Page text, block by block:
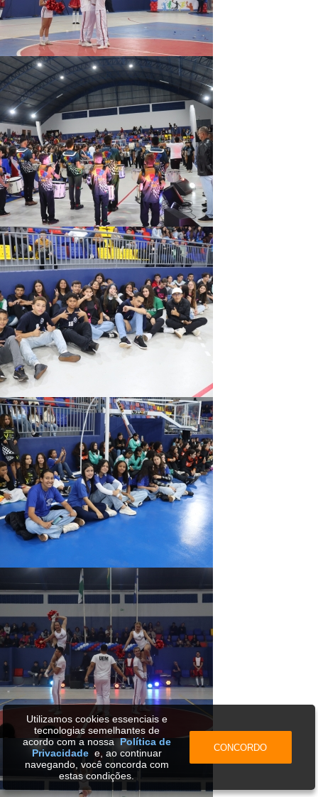
Utilizamos cookies essenciais e
tecnologias semelhantes de
acordo com a nossaPolítica de
Privacidadee, ao continuar
navegando, você concorda com
estas condições.
CONCORDO